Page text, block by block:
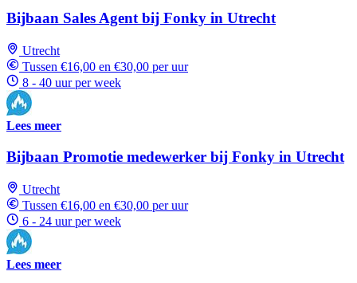
Bijbaan Sales Agent bij Fonky in Utrecht
Utrecht
Tussen €16,00 en €30,00 per uur
8 - 40 uur per week
Lees meer
Bijbaan Promotie medewerker bij Fonky in Utrecht
Utrecht
Tussen €16,00 en €30,00 per uur
6 - 24 uur per week
Lees meer